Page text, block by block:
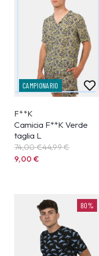
CAMPIONARIO
F**K
Camicia F**K Verde
taglia L
74,00 €44,99€
9,00 €
80%